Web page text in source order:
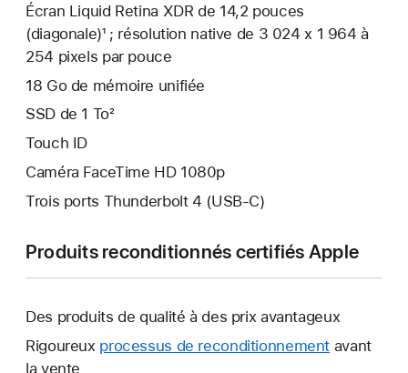
Écran Liquid Retina XDR de 14,2 pouces
(diagonale)¹ ; résolution native de 3 024 x 1 964 à
254 pixels par pouce
18 Go de mémoire unifiée
SSD de 1 To²
Touch ID
Caméra FaceTime HD 1080p
Trois ports Thunderbolt 4 (USB-C)
Produits reconditionnés certifiés Apple
Des produits de qualité à des prix avantageux
Rigoureux processus de reconditionnement avant
la vente